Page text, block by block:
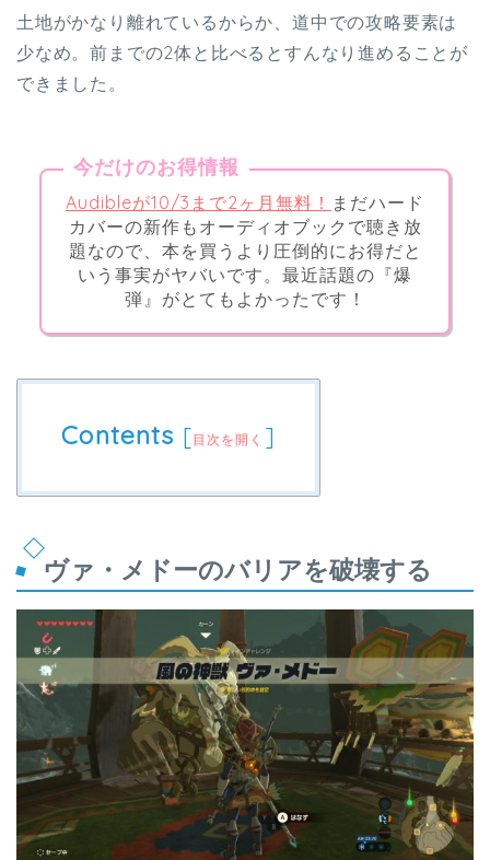
土地がかなり離れているからか、道中での攻略要素は
少なめ。前までの2体と比べるとすんなり進めることが
できました。
今だけのお得情報
Audibleが10/3まで2ヶ月無料！ まだハード
カバーの新作もオーディオブックで聴き放
題なので、本を買うより圧倒的にお得だと
いう事実がヤバいです。最近話題の『爆
弾』がとてもよかったです！
Contents [目次を開く ]
ヴァ・メドーのバリアを破壊する